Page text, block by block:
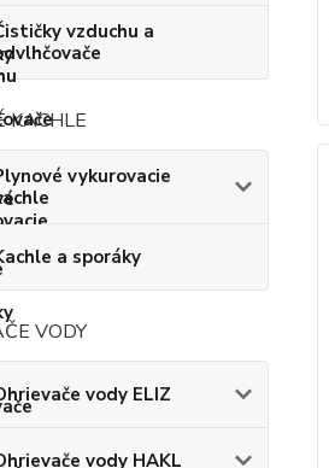
vzduchu a
KACHLE
vykurovacie
a sporáky
VODY
vody ELIZ
vody HAKL